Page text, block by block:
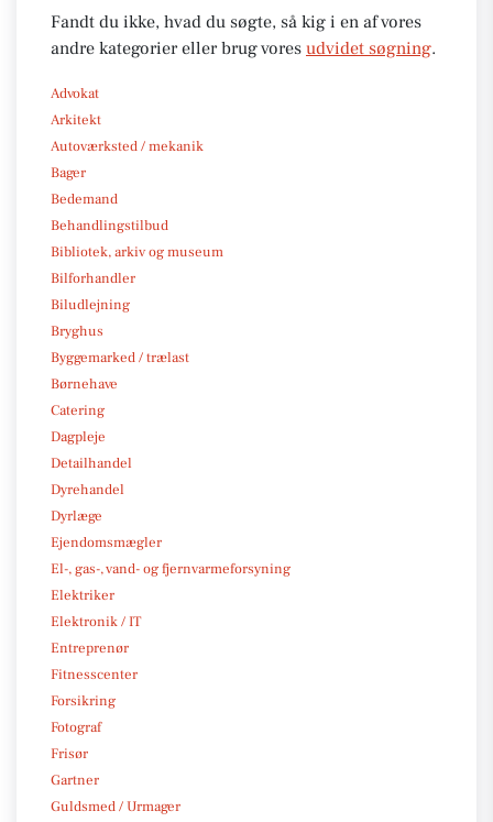
Fandt du ikke, hvad du søgte, så kig i en af vores
andre kategorier eller brug vores udvidet søgning.
Advokat
Arkitekt
Autoværksted / mekanik
Bager
Bedemand
Behandlingstilbud
Bibliotek, arkiv og museum
Bilforhandler
Biludlejning
Bryghus
Byggemarked / trælast
Børnehave
Catering
Dagpleje
Detailhandel
Dyrehandel
Dyrlæge
Ejendomsmægler
El-, gas-, vand- og fjernvarmeforsyning
Elektriker
Elektronik / IT
Entreprenør
Fitnesscenter
Forsikring
Fotograf
Frisør
Gartner
Guldsmed / Urmager